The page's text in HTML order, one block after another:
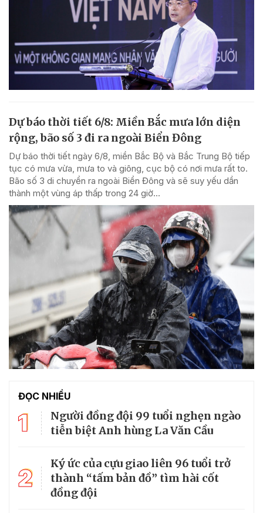
Dự báo thời tiết 6/8: Miền Bắc mưa lớn diện
rộng, bão số 3 đi ra ngoài Biển Đông
Dự báo thời tiết ngày 6/8, miền Bắc Bộ và Bắc Trung Bộ tiếp
tục có mưa vừa, mưa to và giông, cục bộ có nơi mưa rất to.
Bão số 3 di chuyển ra ngoài Biển Đông và sẽ suy yếu dần
thành một vùng áp thấp trong 24 giờ...
ĐỌC NHIỀU
1
Người đồng đội 99 tuổi nghẹn ngào
tiễn biệt Anh hùng La Văn Cầu
2
Ký ức của cựu giao liên 96 tuổi trở
thành “tấm bản đồ” tìm hài cốt
đồng đội